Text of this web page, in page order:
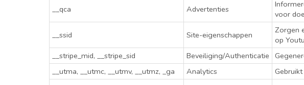
__qca Advertenties
voor
__ssid Site-eigenschappen
Zorgen
op
__stripe_mid, __stripe_sid Beveiliging/Authenticatie
__utma, __utmc, __utmv, __utmz, _ga
Analytics